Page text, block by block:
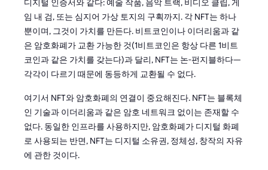
디지털 인증서와 같다: 예술 작품, 음악 트랙, 비디오 클립, 게
임 내 검, 또는 심지어 가상 토지의 구획까지. 각 NFT는 하나
뿐이며, 그것이 가치를 만든다. 비트코인이나 이더리움과 같
은 암호화폐가 교환 가능한 것(1비트코인은 항상 다른 1비트
코인과 같은 가치를 갖는다)과 달리, NFT는 논-펀지블하다—
각각이 다르기 때문에 동등하게 교환될 수 없다.
여기서 NFT와 암호화폐의 연결이 중요해진다. NFT는 블록체
인 기술과 이더리움과 같은 암호 네트워크 없이는 존재할 수
없다. 동일한 인프라를 사용하지만, 암호화폐가 디지털 화폐
로 사용되는 반면, NFT는 디지털 소유권, 정체성, 창작의 자유
에 관한 것이다.